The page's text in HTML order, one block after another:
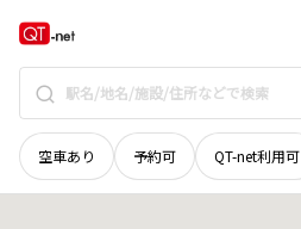
空車あり 予約可 QT-net利用可
北海道